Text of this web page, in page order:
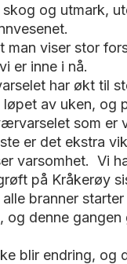
og utmark,
man viser stor
er inne i nå.
har økt til
av uken, og
som er
er det ekstra
varsomhet. Vi
på Kråkerøy
branner
og denne gangen
blir endring, og